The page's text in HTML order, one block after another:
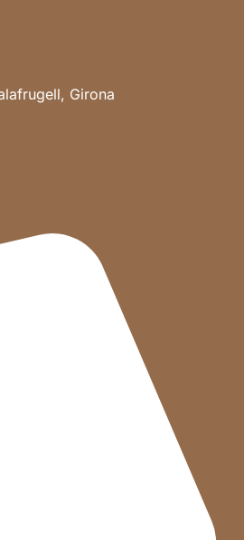
Girona